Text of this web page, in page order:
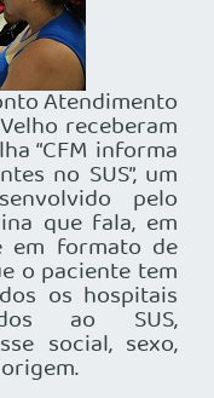
Atendimento
receberam
“CFM informa
no SUS”, um
pelo
que fala, em
em formato de
o paciente tem
os hospitais
ao SUS,
social, sexo,